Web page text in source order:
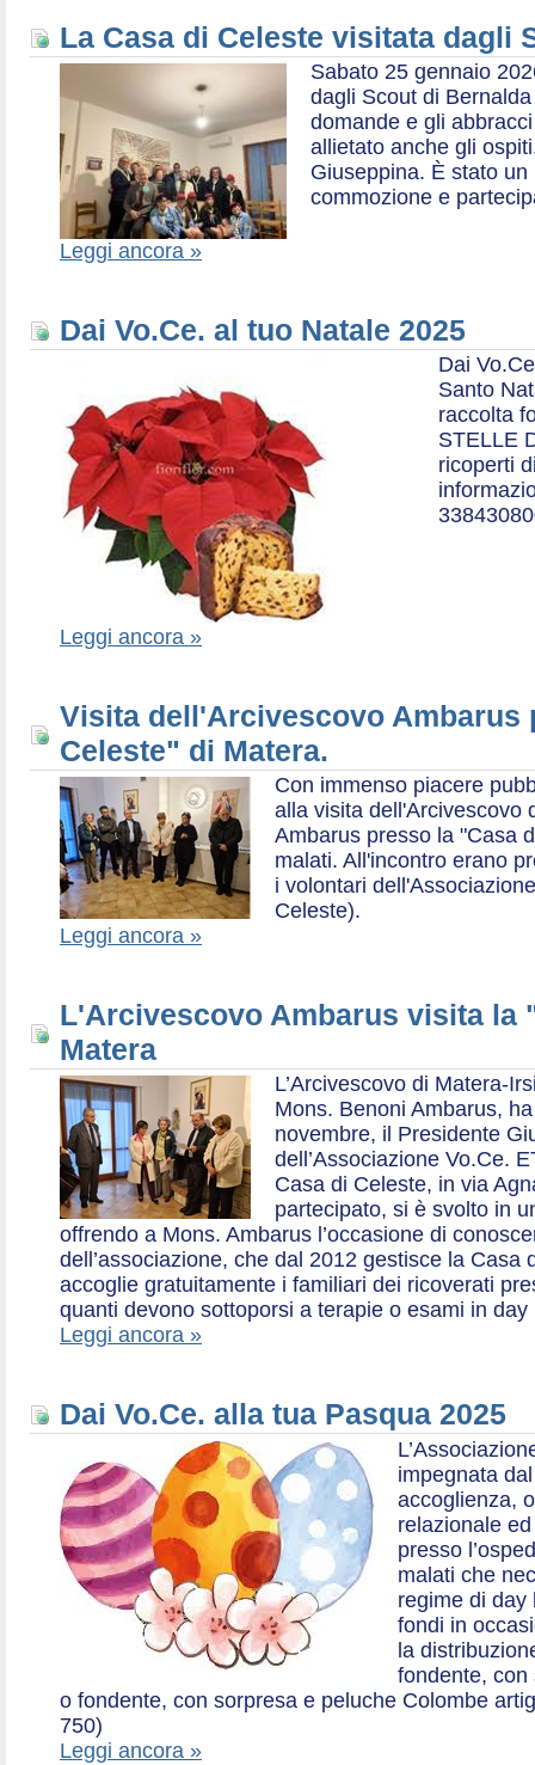
La Casa di Celeste visitata dagli
Sabato 25 gennaio
dagli Scout di
domande e gli
allietato anche gli
Giuseppina. È stato
commozione e
Leggi ancora »
Dai Vo.Ce. al tuo Natale 2025
Dai
Santo
raccolta
STELLE
ricoperti
Leggi ancora »
Visita dell'Arcivescovo Ambarus
Celeste" di Matera.
Con immenso piacere
alla visita dell'Arcivescovo
Ambarus presso la "Casa
malati. All'incontro erano
i volontari
Celeste).
Leggi ancora »
L'Arcivescovo Ambarus visita la
Matera
L’Arcivescovo di Matera-
Mons. Benoni Ambarus,
novembre, il Presidente
dell’Associazione Vo.Ce.
Casa di Celeste, in via
partecipato, si è svolto in
offrendo a Mons. Ambarus l’occasione di
dell’associazione, che dal 2012 gestisce la Casa
accoglie gratuitamente i familiari dei ricoverati
quanti devono sottoporsi a terapie o esami in day
Leggi ancora »
Dai Vo.Ce. alla tua Pasqua 2025
impegnata
accoglienza,
relazionale
presso
malati che
regime di day
fondi in
la
fondente, con
o fondente, con sorpresa e peluche Colombe
750)
Leggi ancora »